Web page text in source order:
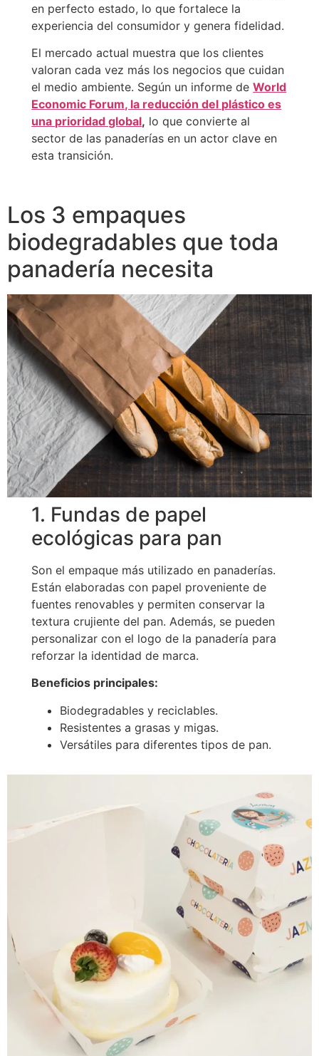
en perfecto estado, lo que fortalece la
experiencia del consumidor y genera fidelidad.
El mercado actual muestra que los clientes
valoran cada vez más los negocios que cuidan
el medio ambiente. Según un informe deWorld
Economic Forum, la reducción del plástico es
una prioridad global, lo que convierte al
sector de las panaderías en un actor clave en
esta transición.
Los 3 empaques
biodegradables que toda
panadería necesita
1. Fundas de papel
ecológicas para pan
Son el empaque más utilizado en panaderías.
Están elaboradas con papel proveniente de
fuentes renovables y permiten conservar la
textura crujiente del pan. Además, se pueden
personalizar con el logo de la panadería para
reforzar la identidad de marca.
Beneficios principales:
Biodegradables y reciclables.
Resistentes a grasas y migas.
Versátiles para diferentes tipos de pan.